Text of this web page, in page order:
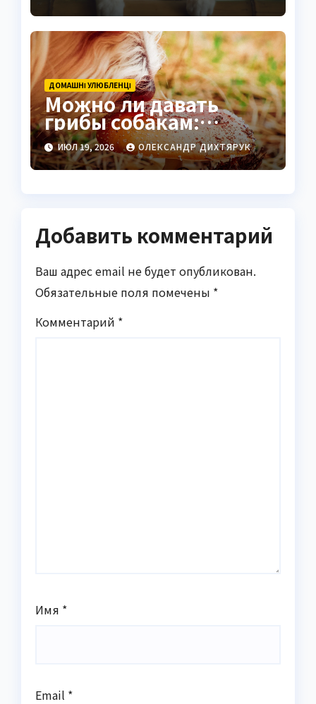
ДОМАШНІ УЛЮБЛЕНЦІ
Можно ли давать
грибы собакам:
научные факты и
практические советы
ИЮЛ 19, 2026 ОЛЕКСАНДР ДИХТЯРУК
Добавить комментарий
Ваш адрес email не будет опубликован.
Обязательные поля помечены *
Комментарий *
Имя *
Email *